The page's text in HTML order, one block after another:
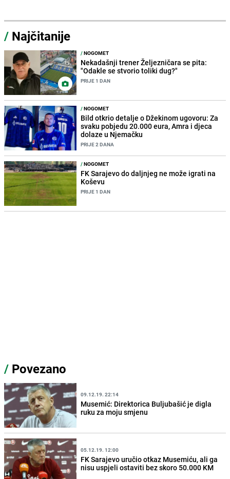
/ Najčitanije
/NOGOMET
Nekadašnji trener Željezničara se pita:
"Odakle se stvorio toliki dug?"
PRIJE 1 DAN
/NOGOMET
Bild otkrio detalje o Džekinom ugovoru: Za
svaku pobjedu 20.000 eura, Amra i djeca
dolaze u Njemačku
PRIJE 2 DANA
/NOGOMET
FK Sarajevo do daljnjeg ne može igrati na
Koševu
PRIJE 1 DAN
/ Povezano
09.12.19. 22:14
Musemić: Direktorica Buljubašić je digla
ruku za moju smjenu
05.12.19. 12:00
FK Sarajevo uručio otkaz Musemiću, ali ga
nisu uspjeli ostaviti bez skoro 50.000 KM